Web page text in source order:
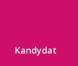
Kandydat